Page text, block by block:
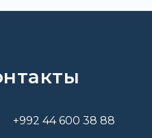
+992 44 600 38 88